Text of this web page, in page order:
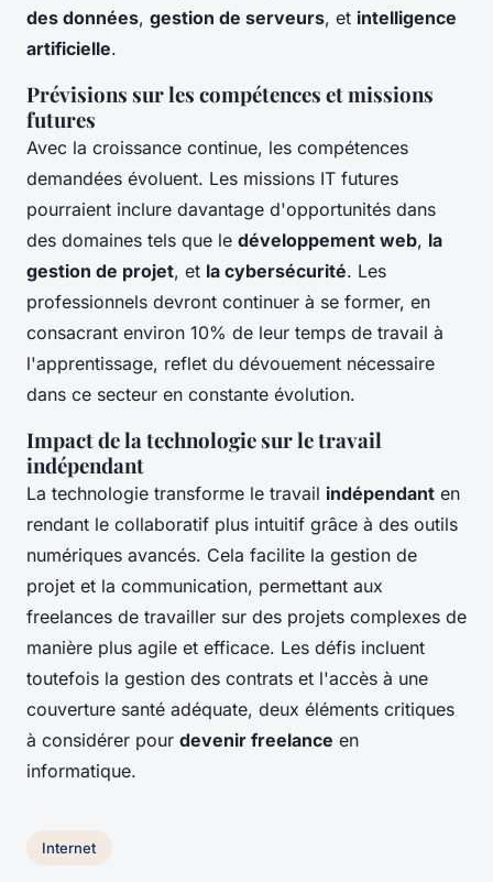
des données, gestion de serveurs, et intelligence
artificielle.
Prévisions sur les compétences et missions
futures
Avec la croissance continue, les compétences
demandées évoluent. Les missions IT futures
pourraient inclure davantage d'opportunités dans
des domaines tels que le développement web, la
gestion de projet, et la cybersécurité. Les
professionnels devront continuer à se former, en
consacrant environ 10% de leur temps de travail à
l'apprentissage, reflet du dévouement nécessaire
dans ce secteur en constante évolution.
Impact de la technologie sur le travail
indépendant
La technologie transforme le travail indépendant en
rendant le collaboratif plus intuitif grâce à des outils
numériques avancés. Cela facilite la gestion de
projet et la communication, permettant aux
freelances de travailler sur des projets complexes de
manière plus agile et efficace. Les défis incluent
toutefois la gestion des contrats et l'accès à une
couverture santé adéquate, deux éléments critiques
à considérer pour devenir freelance en
informatique.
Internet